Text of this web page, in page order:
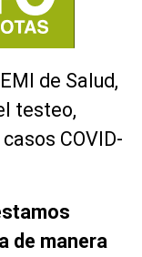
de Salud,
testeo,
COVID-
de manera